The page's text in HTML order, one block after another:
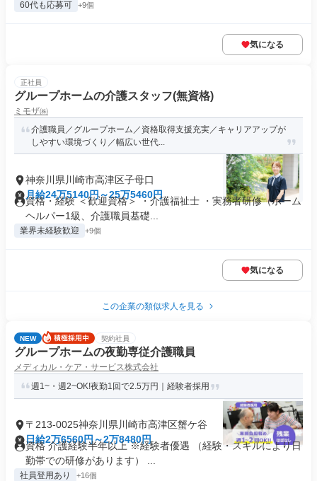
60代も応募可 +9個
気になる
正社員
グループホームの介護スタッフ(無資格)
ミモザ㈱
介護職員／グループホーム／資格取得支援充実／キャリアアップが
しやすい環境づくり／幅広い世代...
神奈川県川崎市高津区子母口
月給24万5140円～25万5460円
資格・経験 ＜歓迎資格＞ ・介護福祉士 ・実務者研修（ホーム
ヘルパー1級、介護職員基礎...
業界未経験歓迎 +9個
気になる
この企業の類似求人を見る
NEW 契約社員
グループホームの夜勤専従介護職員
メディカル・ケア・サービス株式会社
週1~・週2~OK!夜勤1回で2.5万円｜経験者採用
〒213-0025神奈川県川崎市高津区蟹ケ谷
日給2万6560円～2万8480円
資格 介護経験半年以上 ※経験者優遇 （経験・スキルにより日
勤帯での研修があります） ...
社員登用あり +16個